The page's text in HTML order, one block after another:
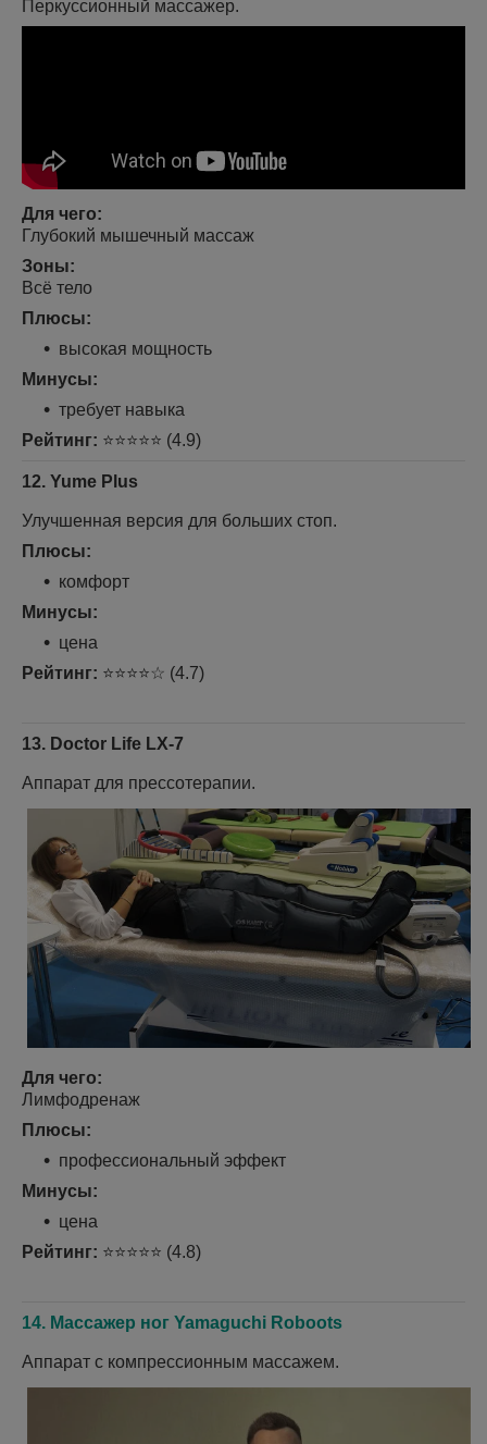
Перкуссионный массажер.
Для чего:
Глубокий мышечный массаж
Зоны:
Всё тело
Плюсы:
высокая мощность
Минусы:
требует навыка
Рейтинг: ⭐⭐⭐⭐⭐ (4.9)
12. Yume Plus
Улучшенная версия для больших стоп.
Плюсы:
комфорт
Минусы:
цена
Рейтинг: ⭐⭐⭐⭐☆ (4.7)
13. Doctor Life LX-7
Аппарат для прессотерапии.
Для чего:
Лимфодренаж
Плюсы:
профессиональный эффект
Минусы:
цена
Рейтинг: ⭐⭐⭐⭐⭐ (4.8)
14. Массажер ног Yamaguchi Roboots
Аппарат с компрессионным массажем.